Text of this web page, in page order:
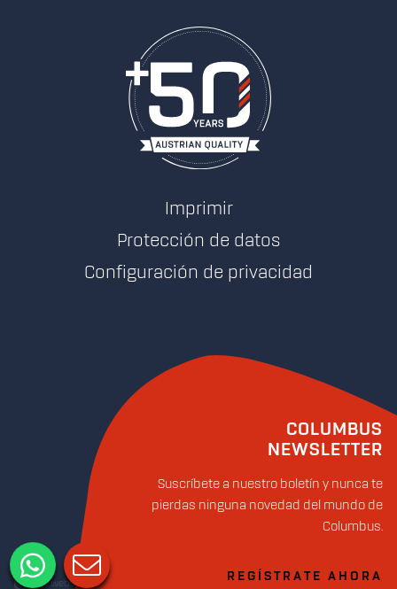
Imprimir
Protección de datos
Configuración de privacidad
COLUMBUS
NEWSLETTER
Suscríbete a nuestro boletín y nunca te
pierdas ninguna novedad del mundo de
Columbus.
REGÍSTRATE AHORA